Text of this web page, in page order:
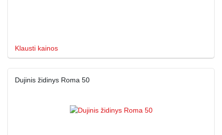
Klausti kainos
Dujinis židinys Roma 50